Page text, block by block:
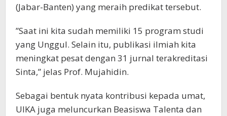
(Jabar-Banten) yang meraih predikat tersebut.
​”Saat ini kita sudah memiliki 15 program studi
yang Unggul. Selain itu, publikasi ilmiah kita
meningkat pesat dengan 31 jurnal terakreditasi
Sinta,” jelas Prof. Mujahidin.
​Sebagai bentuk nyata kontribusi kepada umat,
UIKA juga meluncurkan Beasiswa Talenta dan